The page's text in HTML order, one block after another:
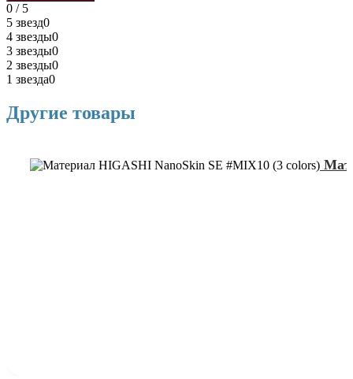
0 / 5
5 звезд0
4 звезды0
3 звезды0
2 звезды0
1 звезда0
Другие товары